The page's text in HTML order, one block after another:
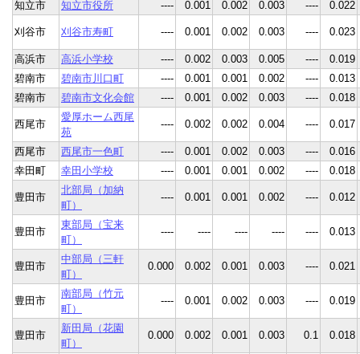
知立市 知立市役所 ---- 0.001 0.002 0.003 ---- 0.022
刈谷市 刈谷市寿町 ---- 0.001 0.002 0.003 ---- 0.023
高浜市 高浜小学校 ---- 0.002 0.003 0.005 ----
0.019
碧南市
碧南市川口町 ---- 0.001 0.001 0.002 ----
0.013
碧南市
碧南市文化会館 ---- 0.001 0.002 0.003 ---- 0.018
西尾市
愛厚ホーム西尾
苑
---- 0.002 0.002 0.004 ---- 0.017
西尾市 西尾市一色町 ---- 0.001 0.002 0.003 ----
0.016
幸田町
幸田小学校 ---- 0.001 0.001 0.002 ---- 0.018
豊田市
北部局（加納
町）
---- 0.001 0.001 0.002 ---- 0.012
豊田市
東部局（宝来
町）
---- ---- ---- ---- ---- 0.013
豊田市
中部局（三軒
町）
0.000 0.002 0.001 0.003 ---- 0.021
豊田市
南部局（竹元
町）
---- 0.001 0.002 0.003 ---- 0.019
豊田市
新田局（花園
町）
0.000 0.002 0.001 0.003 0.1 0.018